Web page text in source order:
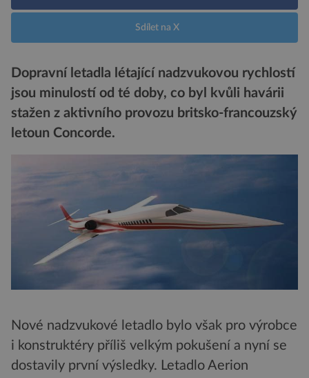
Sdílet na X
Dopravní letadla létající nadzvukovou rychlostí
jsou minulostí od té doby, co byl kvůli havárii
stažen z aktivního provozu britsko-francouzský
letoun Concorde.
Nové nadzvukové letadlo bylo však pro výrobce
i konstruktéry příliš velkým pokušení a nyní se
dostavily první výsledky. Letadlo Aerion